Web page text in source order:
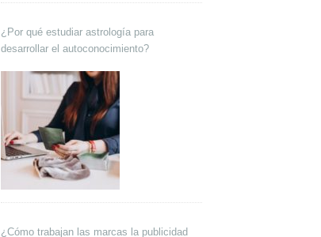
¿Por qué estudiar astrología para
desarrollar el autoconocimiento?
¿Cómo trabajan las marcas la publicidad